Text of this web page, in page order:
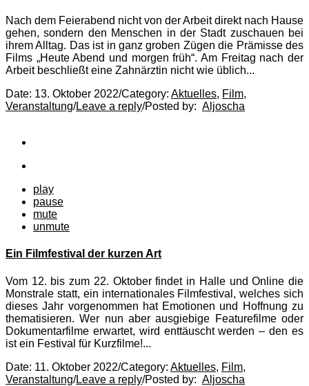
Nach dem Feierabend nicht von der Arbeit direkt nach Hause
gehen, sondern den Menschen in der Stadt zuschauen bei
ihrem Alltag. Das ist in ganz groben Zügen die Prämisse des
Films „Heute Abend und morgen früh“. Am Freitag nach der
Arbeit beschließt eine Zahnärztin nicht wie üblich...
Date: 13. Oktober 2022/Category: Aktuelles, Film,
Veranstaltung/Leave a reply/Posted by: Aljoscha
play
pause
mute
unmute
Ein Filmfestival der kurzen Art
Vom 12. bis zum 22. Oktober findet in Halle und Online die
Monstrale statt, ein internationales Filmfestival, welches sich
dieses Jahr vorgenommen hat Emotionen und Hoffnung zu
thematisieren. Wer nun aber ausgiebige Featurefilme oder
Dokumentarfilme erwartet, wird enttäuscht werden – den es
ist ein Festival für Kurzfilme!...
Date: 11. Oktober 2022/Category: Aktuelles, Film,
Veranstaltung/Leave a reply/Posted by: Aljoscha